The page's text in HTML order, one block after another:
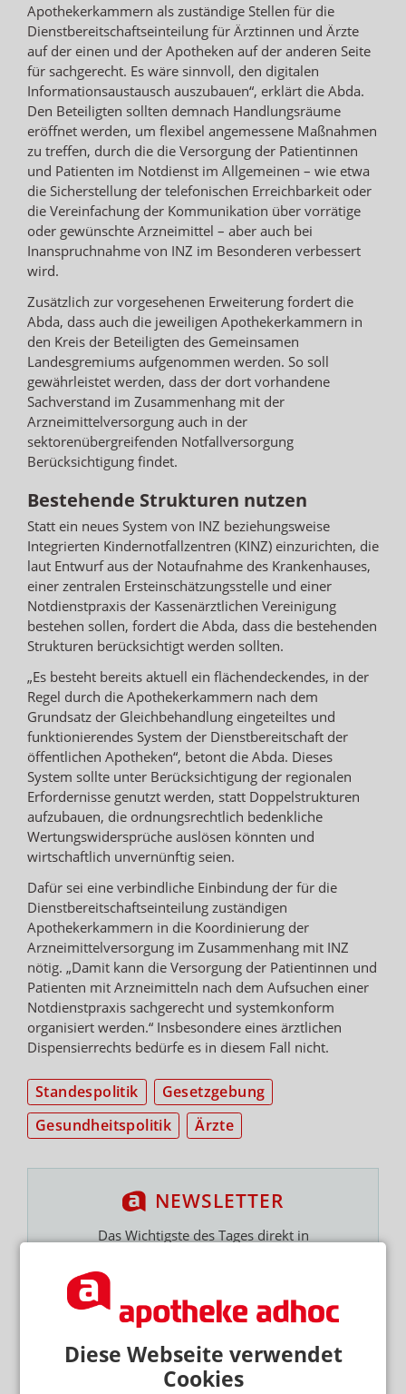
Diese Webseite verwendet
Cookies
Apothekerkammern als zuständige Stellen für die
Dienstbereitschaftseinteilung für Ärztinnen und Ärzte
auf der einen und der Apotheken auf der anderen Seite
für sachgerecht. Es wäre sinnvoll, den digitalen
Informationsaustausch auszubauen“, erklärt die Abda.
Den Beteiligten sollten demnach Handlungsräume
eröffnet werden, um flexibel angemessene Maßnahmen
zu treffen, durch die die Versorgung der Patientinnen
und Patienten im Notdienst im Allgemeinen – wie etwa
die Sicherstellung der telefonischen Erreichbarkeit oder
die Vereinfachung der Kommunikation über vorrätige
oder gewünschte Arzneimittel – aber auch bei
Inanspruchnahme von INZ im Besonderen verbessert
wird.
Zusätzlich zur vorgesehenen Erweiterung fordert die
Abda, dass auch die jeweiligen Apothekerkammern in
den Kreis der Beteiligten des Gemeinsamen
Landesgremiums aufgenommen werden. So soll
gewährleistet werden, dass der dort vorhandene
Sachverstand im Zusammenhang mit der
Arzneimittelversorgung auch in der
sektorenübergreifenden Notfallversorgung
Berücksichtigung findet.
Bestehende Strukturen nutzen
Statt ein neues System von INZ beziehungsweise
Integrierten Kindernotfallzentren (KINZ) einzurichten, die
laut Entwurf aus der Notaufnahme des Krankenhauses,
einer zentralen Ersteinschätzungsstelle und einer
Notdienstpraxis der Kassenärztlichen Vereinigung
bestehen sollen, fordert die Abda, dass die bestehenden
Strukturen berücksichtigt werden sollten.
„Es besteht bereits aktuell ein flächendeckendes, in der
Regel durch die Apothekerkammern nach dem
Grundsatz der Gleichbehandlung eingeteiltes und
funktionierendes System der Dienstbereitschaft der
öffentlichen Apotheken“, betont die Abda. Dieses
System sollte unter Berücksichtigung der regionalen
Erfordernisse genutzt werden, statt Doppelstrukturen
aufzubauen, die ordnungsrechtlich bedenkliche
Wertungswidersprüche auslösen könnten und
wirtschaftlich unvernünftig seien.
Dafür sei eine verbindliche Einbindung der für die
Dienstbereitschaftseinteilung zuständigen
Apothekerkammern in die Koordinierung der
Arzneimittelversorgung im Zusammenhang mit INZ
nötig. „Damit kann die Versorgung der Patientinnen und
Patienten mit Arzneimitteln nach dem Aufsuchen einer
Notdienstpraxis sachgerecht und systemkonform
organisiert werden.“ Insbesondere eines ärztlichen
Dispensierrechts bedürfe es in diesem Fall nicht.
Standespolitik
Gesetzgebung
Gesundheitspolitik
Ärzte
NEWSLETTER
Das Wichtigste des Tages direkt in
E-MAIL ADRESSE
Hinweis zum Newsletter & Datenschutz